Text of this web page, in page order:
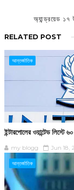
অ্যান্ড্রয়েড
RELATED POST
আন্তর্জাতিক
ইন্টারপোলের ওয়ান্টেড লিস্টে
my blogg Jun 18,
আন্তর্জাতিক